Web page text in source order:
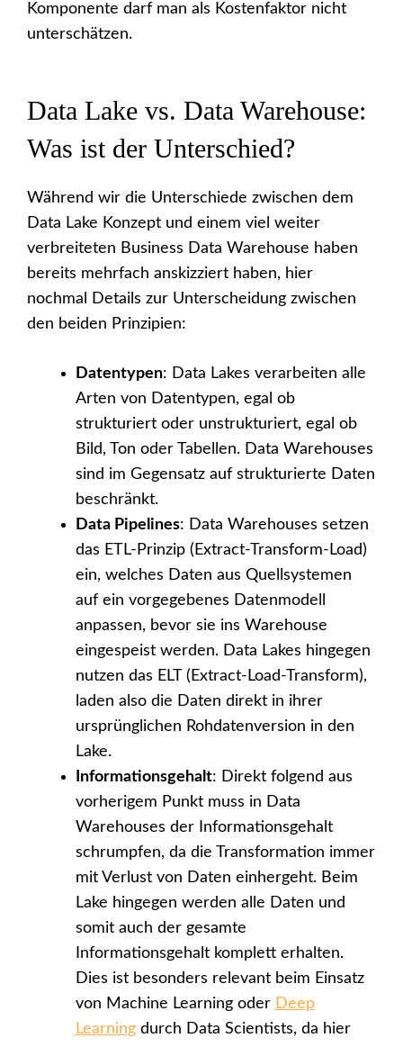
Komponente darf man als Kostenfaktor nicht
unterschätzen.
Data Lake vs. Data Warehouse:
Was ist der Unterschied?
Während wir die Unterschiede zwischen dem
Data Lake Konzept und einem viel weiter
verbreiteten Business Data Warehouse haben
bereits mehrfach anskizziert haben, hier
nochmal Details zur Unterscheidung zwischen
den beiden Prinzipien:
Datentypen: Data Lakes verarbeiten alle
Arten von Datentypen, egal ob
strukturiert oder unstrukturiert, egal ob
Bild, Ton oder Tabellen. Data Warehouses
sind im Gegensatz auf strukturierte Daten
beschränkt.
Data Pipelines: Data Warehouses setzen
das ETL-Prinzip (Extract-Transform-Load)
ein, welches Daten aus Quellsystemen
auf ein vorgegebenes Datenmodell
anpassen, bevor sie ins Warehouse
eingespeist werden. Data Lakes hingegen
nutzen das ELT (Extract-Load-Transform),
laden also die Daten direkt in ihrer
ursprünglichen Rohdatenversion in den
Lake.
Informationsgehalt: Direkt folgend aus
vorherigem Punkt muss in Data
Warehouses der Informationsgehalt
schrumpfen, da die Transformation immer
mit Verlust von Daten einhergeht. Beim
Lake hingegen werden alle Daten und
somit auch der gesamte
Informationsgehalt komplett erhalten.
Dies ist besonders relevant beim Einsatz
von Machine Learning oder Deep
Learning durch Data Scientists, da hier